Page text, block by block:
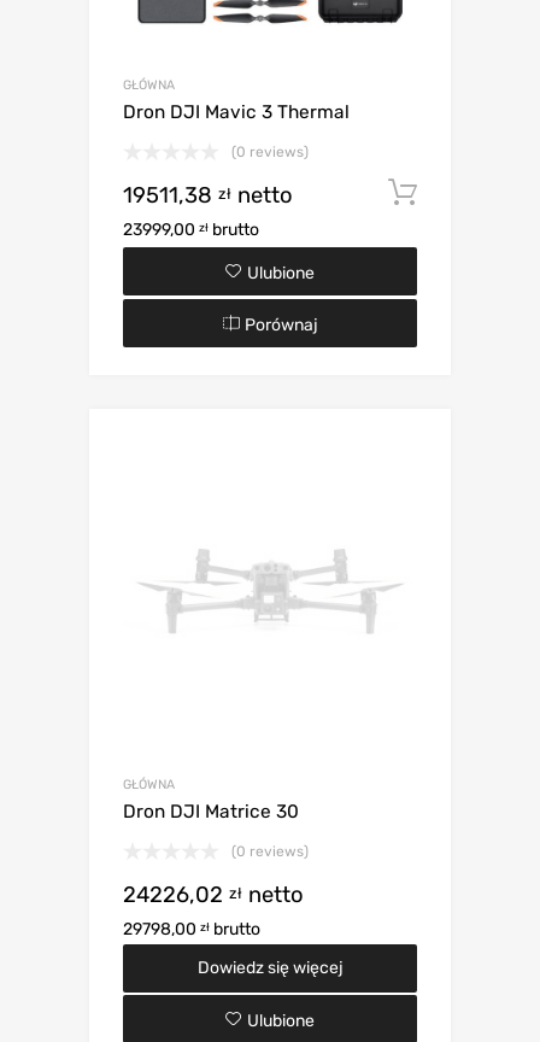
GŁÓWNA
Dron DJI Mavic 3 Thermal
(0 reviews)
19511,38 zł netto
23999,00 zł brutto
Ulubione
Porównaj
GŁÓWNA
Dron DJI Matrice 30
(0 reviews)
24226,02 zł netto
29798,00 zł brutto
Dowiedz się więcej
Ulubione